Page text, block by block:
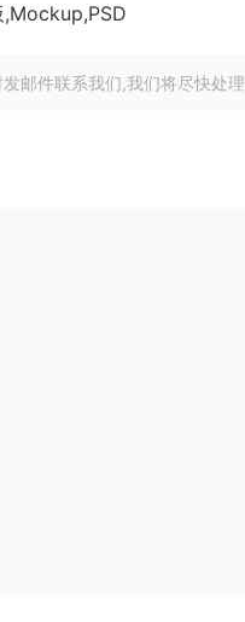
,Mockup,PSD
邮件联系我们,我们将尽快处理